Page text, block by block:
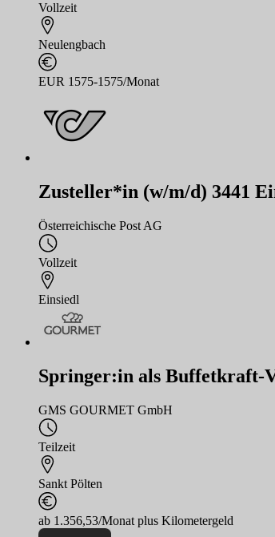
Vollzeit
Neulengbach
EUR 1575-1575/Monat
Zusteller*in (w/m/d) 3441
Österreichische Post AG
Vollzeit
Einsiedl
Springer:in als Buffetkraft-
GMS GOURMET GmbH
Teilzeit
Sankt Pölten
ab 1.356,53/Monat plus Kilometergeld